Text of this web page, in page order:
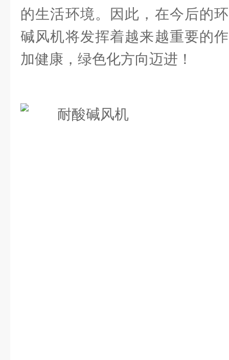
的生活环境。因此，在今后的
碱风机将发挥着越来越重要的
加健康，绿色化方向迈进！